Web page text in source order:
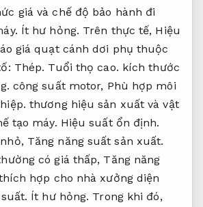
giá và chế độ bảo hành đi
Ít hư hỏng. Trên thực tế, Hiệu
giá quạt cánh dơi phụ thuộc
Thép. Tuổi thọ cao. kích thước
công suất motor, Phù hợp môi
thương hiệu sản xuất và vật
tạo máy. Hiệu suất ổn định.
Tăng năng suất sản xuất.
có giá thấp, Tăng năng
hợp cho nhà xưởng diện
Ít hư hỏng. Trong khi đó,